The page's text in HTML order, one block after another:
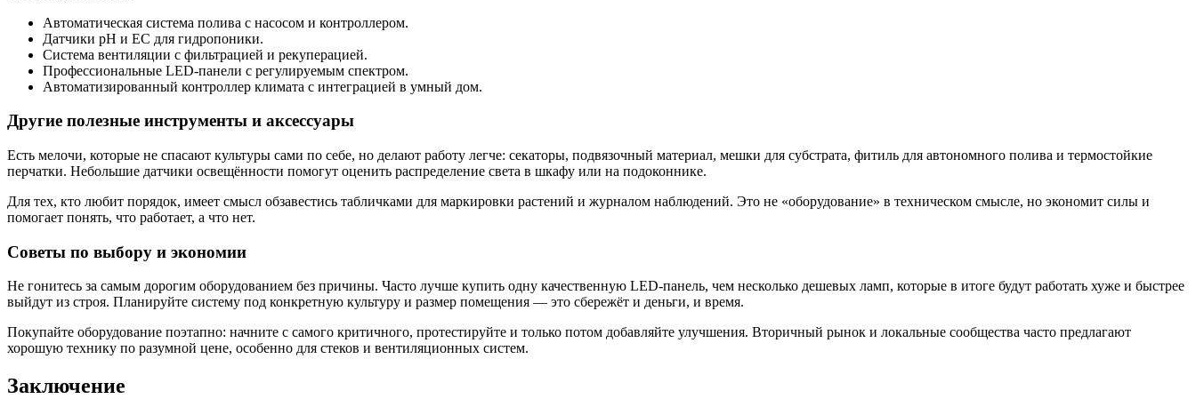
Автоматическая система полива с насосом и контроллером.
Датчики pH и EC для гидропоники.
Система вентиляции с фильтрацией и рекуперацией.
Профессиональные LED-панели с регулируемым спектром.
Автоматизированный контроллер климата с интеграцией в умный дом.
Другие полезные инструменты и аксессуары
Есть мелочи, которые не спасают культуры сами по себе, но делают работу легче: секаторы, подвязочный материал, мешки для субстрата, фитиль для автономного полива и термостойкие
перчатки. Небольшие датчики освещённости помогут оценить распределение света в шкафу или на подоконнике.
Для тех, кто любит порядок, имеет смысл обзавестись табличками для маркировки растений и журналом наблюдений. Это не «оборудование» в техническом смысле, но экономит силы и
помогает понять, что работает, а что нет.
Советы по выбору и экономии
Не гонитесь за самым дорогим оборудованием без причины. Часто лучше купить одну качественную LED-панель, чем несколько дешевых ламп, которые в итоге будут работать хуже и быстрее
выйдут из строя. Планируйте систему под конкретную культуру и размер помещения — это сбережёт и деньги, и время.
Покупайте оборудование поэтапно: начните с самого критичного, протестируйте и только потом добавляйте улучшения. Вторичный рынок и локальные сообщества часто предлагают
хорошую технику по разумной цене, особенно для стеков и вентиляционных систем.
Заключение